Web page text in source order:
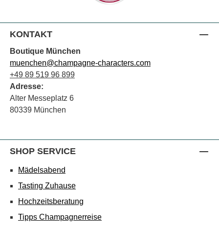
KONTAKT
Boutique München
muenchen@champagne-characters.com
+49 89 519 96 899
Adresse:
Alter Messeplatz 6
80339 München
SHOP SERVICE
Mädelsabend
Tasting Zuhause
Hochzeitsberatung
Tipps Champagnerreise